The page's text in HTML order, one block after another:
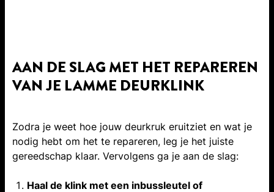
AAN DE SLAG MET HET REPAREREN
VAN JE LAMME DEURKLINK
Zodra je weet hoe jouw deurkruk eruitziet en wat je
nodig hebt om het te repareren, leg je het juiste
gereedschap klaar. Vervolgens ga je aan de slag:
Haal de klink met een inbussleutel of